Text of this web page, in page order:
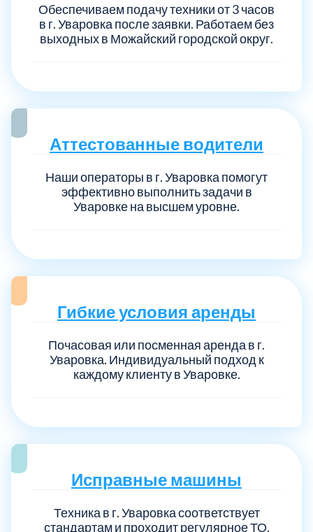
Обеспечиваем подачу техники от 3 часов
в г. Уваровка после заявки. Работаем без
выходных в Можайский городской округ.
Аттестованные водители
Наши операторы в г. Уваровка помогут
эффективно выполнить задачи в
Уваровке на высшем уровне.
Гибкие условия аренды
Почасовая или посменная аренда в г.
Уваровка. Индивидуальный подход к
каждому клиенту в Уваровке.
Исправные машины
Техника в г. Уваровка соответствует
стандартам и проходит регулярное ТО.